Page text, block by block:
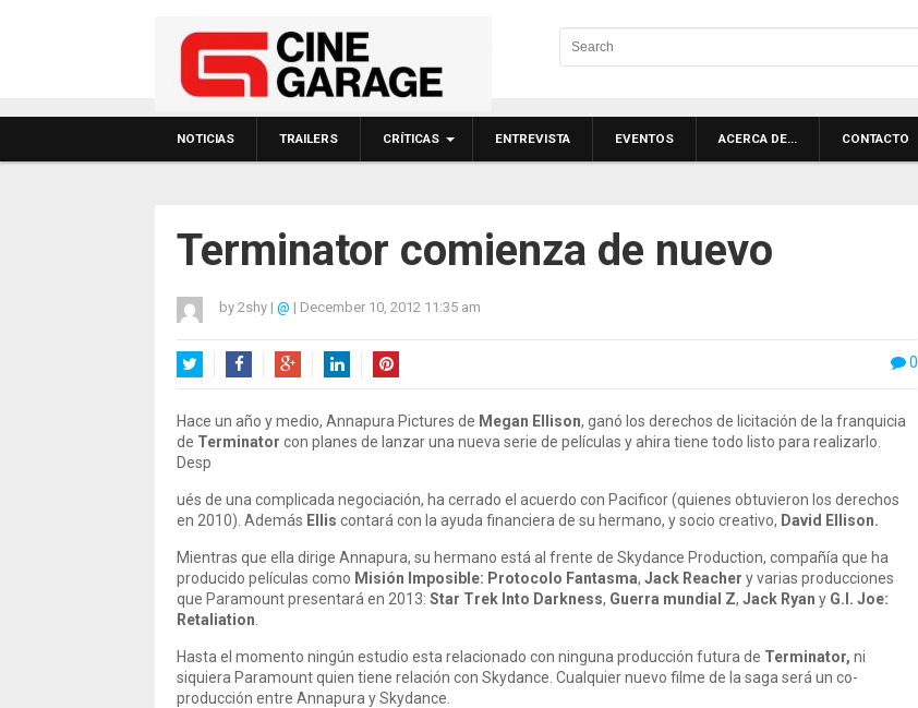
NOTICIAS TRAILERS CRÍTICAS ENTREVISTA EVENTOS ACERCA DE… CONTACTO
Terminator comienza de nuevo
by 2shy | @ | December 10, 2012 11:35 am
0
Hace un año y medio, Annapura Pictures de Megan Ellison, ganó los derechos de licitación de la franquicia
de Terminator con planes de lanzar una nueva serie de películas y ahira tiene todo listo para realizarlo.
Desp
ués de una complicada negociación, ha cerrado el acuerdo con Pacificor (quienes obtuvieron los derechos
en 2010). Además Ellis contará con la ayuda financiera de su hermano, y socio creativo, David Ellison.
Mientras que ella dirige Annapura, su hermano está al frente de Skydance Production, compañía que ha
producido películas como Misión Imposible: Protocolo Fantasma, Jack Reacher y varias producciones
que Paramount presentará en 2013: Star Trek Into Darkness, Guerra mundial Z, Jack Ryan y G.I. Joe:
Retaliation
Hasta el momento ningún estudio esta relacionado con ninguna producción futura de Terminator, ni
siquiera Paramount quien tiene relación con Skydance. Cualquier nuevo filme de la saga será un co-
producción entre Annapura y Skydance.